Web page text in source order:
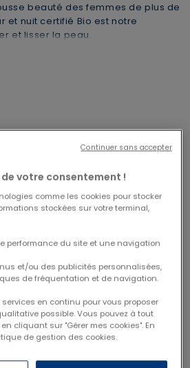
beauté des femmes de plus de
et nuit certifié Bio est notre
et lisser la peau.
:
50ml
XL offerte dès 69€
CODE : CABAS26
en Mondial Relay
de 29€ d'achats
votre consentement !
comme les cookies pour stocker
stockées sur votre terminal,
performance du site et une navigation
et/ou des publicités personnalisées,
de fréquentation et de navigation.
services en continu pour vous proposer
possible. Vous pouvez à tout
cliquant sur "Gérer mes cookies". En
de gestion des cookies.
Continuer sans accepter